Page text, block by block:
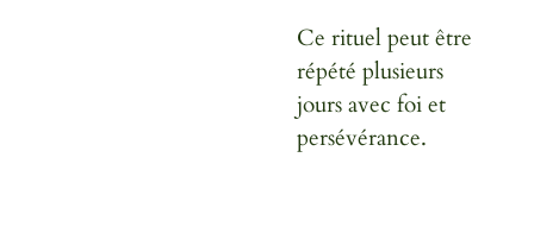
Ce rituel peut être
répété plusieurs
jours avec foi et
persévérance.